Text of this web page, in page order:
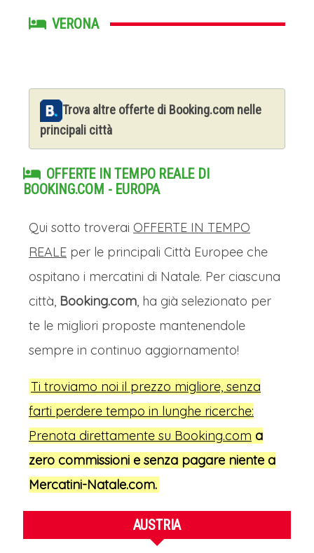
VERONA
Trova altre offerte di Booking.com nelle
principali città
OFFERTE IN TEMPO REALE DI
BOOKING.COM - EUROPA
Qui sotto troverai OFFERTE IN TEMPO
REALE per le principali Città Europee che
ospitano i mercatini di Natale. Per ciascuna
città, Booking.com, ha già selezionato per
te le migliori proposte mantenendole
sempre in continuo aggiornamento!
Ti troviamo noi il prezzo migliore, senza
farti perdere tempo in lunghe ricerche:
Prenota direttamente su Booking.com a
zero commissioni e senza pagare niente a
Mercatini-Natale.com.
AUSTRIA